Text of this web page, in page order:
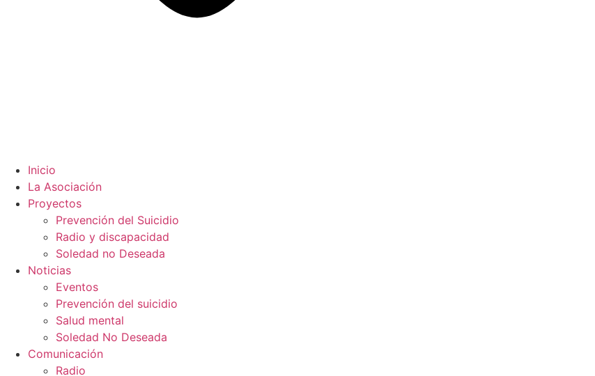
Inicio
La Asociación
Proyectos
Prevención del Suicidio
Radio y discapacidad
Soledad no Deseada
Noticias
Eventos
Prevención del suicidio
Salud mental
Soledad No Deseada
Comunicación
Radio